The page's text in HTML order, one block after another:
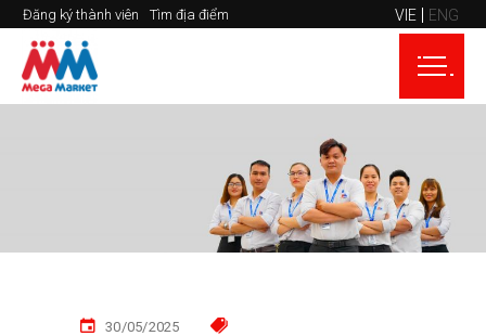
Đăng ký thành viên Tìm địa điểm VIE ENG
30/05/2025